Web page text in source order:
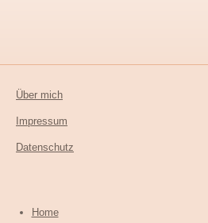
Über mich
Impressum
Datenschutz
Home